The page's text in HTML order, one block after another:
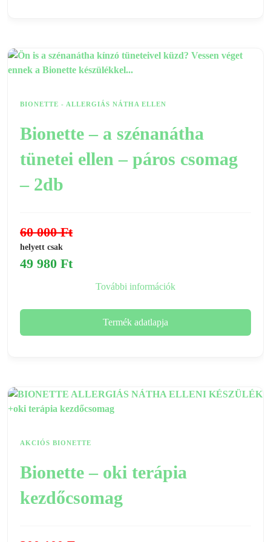
BIONETTE - ALLERGIÁS NÁTHA ELLEN
Bionette – a szénanátha
tünetei ellen – páros csomag
– 2db
60 000Ft
helyett csak
49 980 Ft
További információk
Termék adatlapja
AKCIÓS BIONETTE
Bionette – oki terápia
kezdőcsomag